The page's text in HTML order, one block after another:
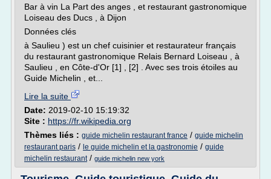
Bar à vin La Part des anges , et restaurant gastronomique
Loiseau des Ducs , à Dijon
Données clés
à Saulieu ) est un chef cuisinier et restaurateur français
du restaurant gastronomique Relais Bernard Loiseau , à
Saulieu , en Côte-d'Or [1] , [2] . Avec ses trois étoiles au
Guide Michelin , et...
Lire la suite
Date: 2019-02-10 15:19:32
Site : https://fr.wikipedia.org
Thèmes liés : guide michelin restaurant france / guide michelin
restaurant paris / le guide michelin et la gastronomie / guide
michelin restaurant/ guide michelin new york